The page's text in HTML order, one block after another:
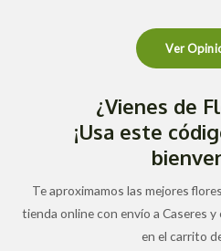
Ver
¿Vienes de
¡Usa este
Te aproximamos las mejores
tienda online con envío a Caseres
en el carrito